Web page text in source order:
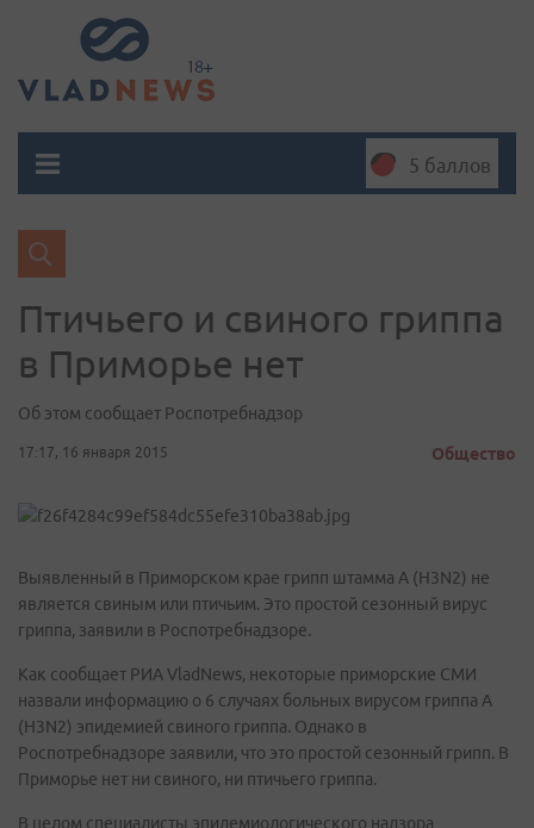
5 баллов
Птичьего и свиного гриппа
в Приморье нет
Об этом сообщает Роспотребнадзор
17:17, 16 января 2015 Общество
Выявленный в Приморском крае грипп штамма А (H3N2) не
является свиным или птичьим. Это простой сезонный вирус
гриппа, заявили в Роспотребнадзоре.
Как сообщает РИА VladNews, некоторые приморские СМИ
назвали информацию о 6 случаях больных вирусом гриппа А
(H3N2) эпидемией свиного гриппа. Однако в
Роспотребнадзоре заявили, что это простой сезонный грипп. В
Приморье нет ни свиного, ни птичьего гриппа.
В целом специалисты эпидемиологического надзора